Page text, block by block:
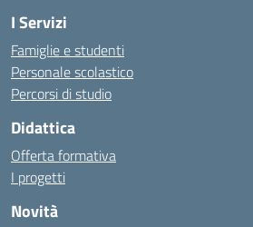
I Servizi
Famiglie e studenti
Personale scolastico
Percorsi di studio
Didattica
Offerta formativa
I progetti
Novità